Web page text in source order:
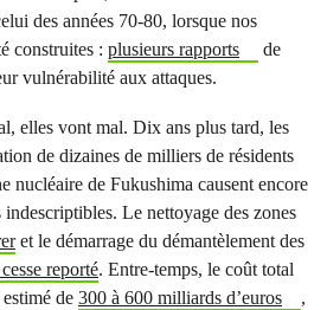
des années 70-80, lorsque nos
construites : plusieurs rapports
de
vulnérabilité aux attaques.
elles vont mal. Dix ans plus tard, les
de dizaines de milliers de résidents
nucléaire de Fukushima causent encore
Le nettoyage des zones
et le démarrage du démantèlement des
reporté. Entre-temps, le coût total
de 300 à 600 milliards d’euros
,